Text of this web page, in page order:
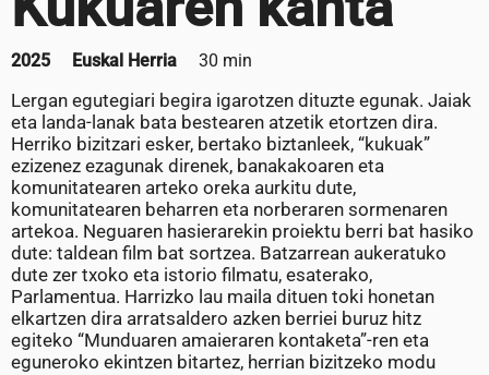
2025 Euskal Herria 30 min
Lergan egutegiari begira igarotzen dituzte egunak. Jaiak
eta landa-lanak bata bestearen atzetik etortzen dira.
Herriko bizitzari esker, bertako biztanleek, “kukuak”
ezizenez ezagunak direnek, banakakoaren eta
komunitatearen arteko oreka aurkitu dute,
komunitatearen beharren eta norberaren sormenaren
artekoa. Neguaren hasierarekin proiektu berri bat hasiko
dute: taldean film bat sortzea. Batzarrean aukeratuko
dute zer txoko eta istorio filmatu, esaterako,
Parlamentua. Harrizko lau maila dituen toki honetan
elkartzen dira arratsaldero azken berriei buruz hitz
egiteko “Munduaren amaieraren kontaketa”-ren eta
eguneroko ekintzen bitartez, herrian bizitzeko modu